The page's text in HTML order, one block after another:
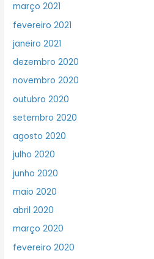
março 2021
fevereiro 2021
janeiro 2021
dezembro 2020
novembro 2020
outubro 2020
setembro 2020
agosto 2020
julho 2020
junho 2020
maio 2020
abril 2020
março 2020
fevereiro 2020